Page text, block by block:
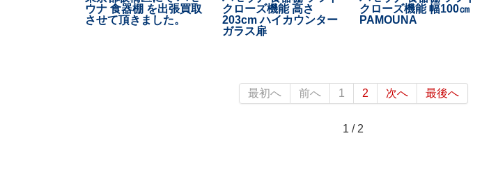
ウナ 食器棚 を出張買取
させて頂きました。
クローズ機能 高さ
203cm ハイカウンター
ガラス扉
クローズ機能 幅100㎝
PAMOUNA
最初へ 前へ 1 2 次へ 最後へ
1 / 2